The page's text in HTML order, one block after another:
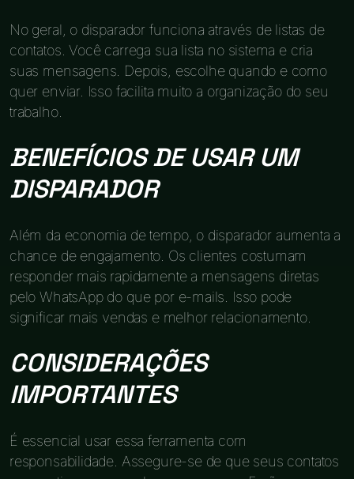
No geral, o disparador funciona através de listas de
contatos. Você carrega sua lista no sistema e cria
suas mensagens. Depois, escolhe quando e como
quer enviar. Isso facilita muito a organização do seu
trabalho.
BENEFÍCIOS DE USAR UM
DISPARADOR
Além da economia de tempo, o disparador aumenta a
chance de engajamento. Os clientes costumam
responder mais rapidamente a mensagens diretas
pelo WhatsApp do que por e-mails. Isso pode
significar mais vendas e melhor relacionamento.
CONSIDERAÇÕES
IMPORTANTES
É essencial usar essa ferramenta com
responsabilidade. Assegure-se de que seus contatos